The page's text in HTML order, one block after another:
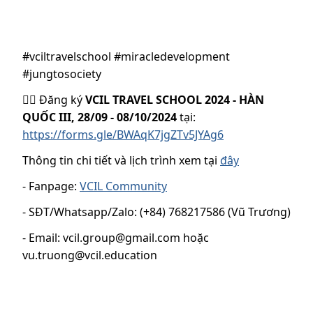
#vciltravelschool #miracledevelopment
#jungtosociety
👉🏼 Đăng kýVCIL TRAVEL SCHOOL 2024 - HÀN
QUỐC III, 28/09 - 08/10/2024tại:
https://forms.gle/BWAqK7jgZTv5JYAg6
Thông tin chi tiết và lịch trình xem tại đây
- Fanpage: VCIL Community
- SĐT/Whatsapp/Zalo: (+84) 768217586 (Vũ Trương)
- Email: vcil.group@gmail.com hoặc
vu.truong@vcil.education